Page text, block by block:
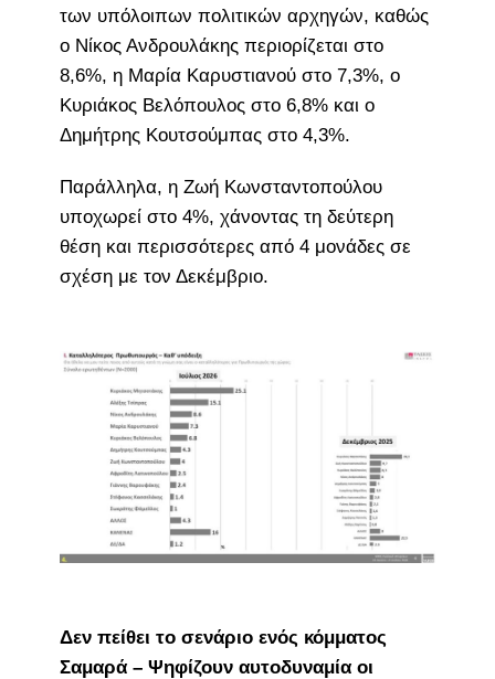
των υπόλοιπων πολιτικών αρχηγών, καθώς
ο Νίκος Ανδρουλάκης περιορίζεται στο
8,6%, η Μαρία Καρυστιανού στο 7,3%, ο
Κυριάκος Βελόπουλος στο 6,8% και ο
Δημήτρης Κουτσούμπας στο 4,3%.
Παράλληλα, η Ζωή Κωνσταντοπούλου
υποχωρεί στο 4%, χάνοντας τη δεύτερη
θέση και περισσότερες από 4 μονάδες σε
σχέση με τον Δεκέμβριο.
Δεν πείθει το σενάριο ενός κόμματος
Σαμαρά – Ψηφίζουν αυτοδυναμία οι